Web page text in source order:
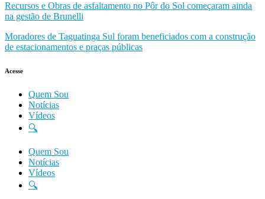
Recursos e Obras de asfaltamento no Pôr do Sol começaram ainda
na gestão de Brunelli
Moradores de Taguatinga Sul foram beneficiados com a construção
de estacionamentos e praças públicas
Acesse
Quem Sou
Notícias
Vídeos
🔍
Quem Sou
Notícias
Vídeos
🔍